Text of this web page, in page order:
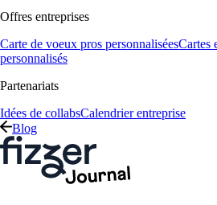
Offres entreprises
Carte de voeux pros personnaliséesCartes
personnalisés
Partenariats
Idées de collabsCalendrier entreprise
Blog